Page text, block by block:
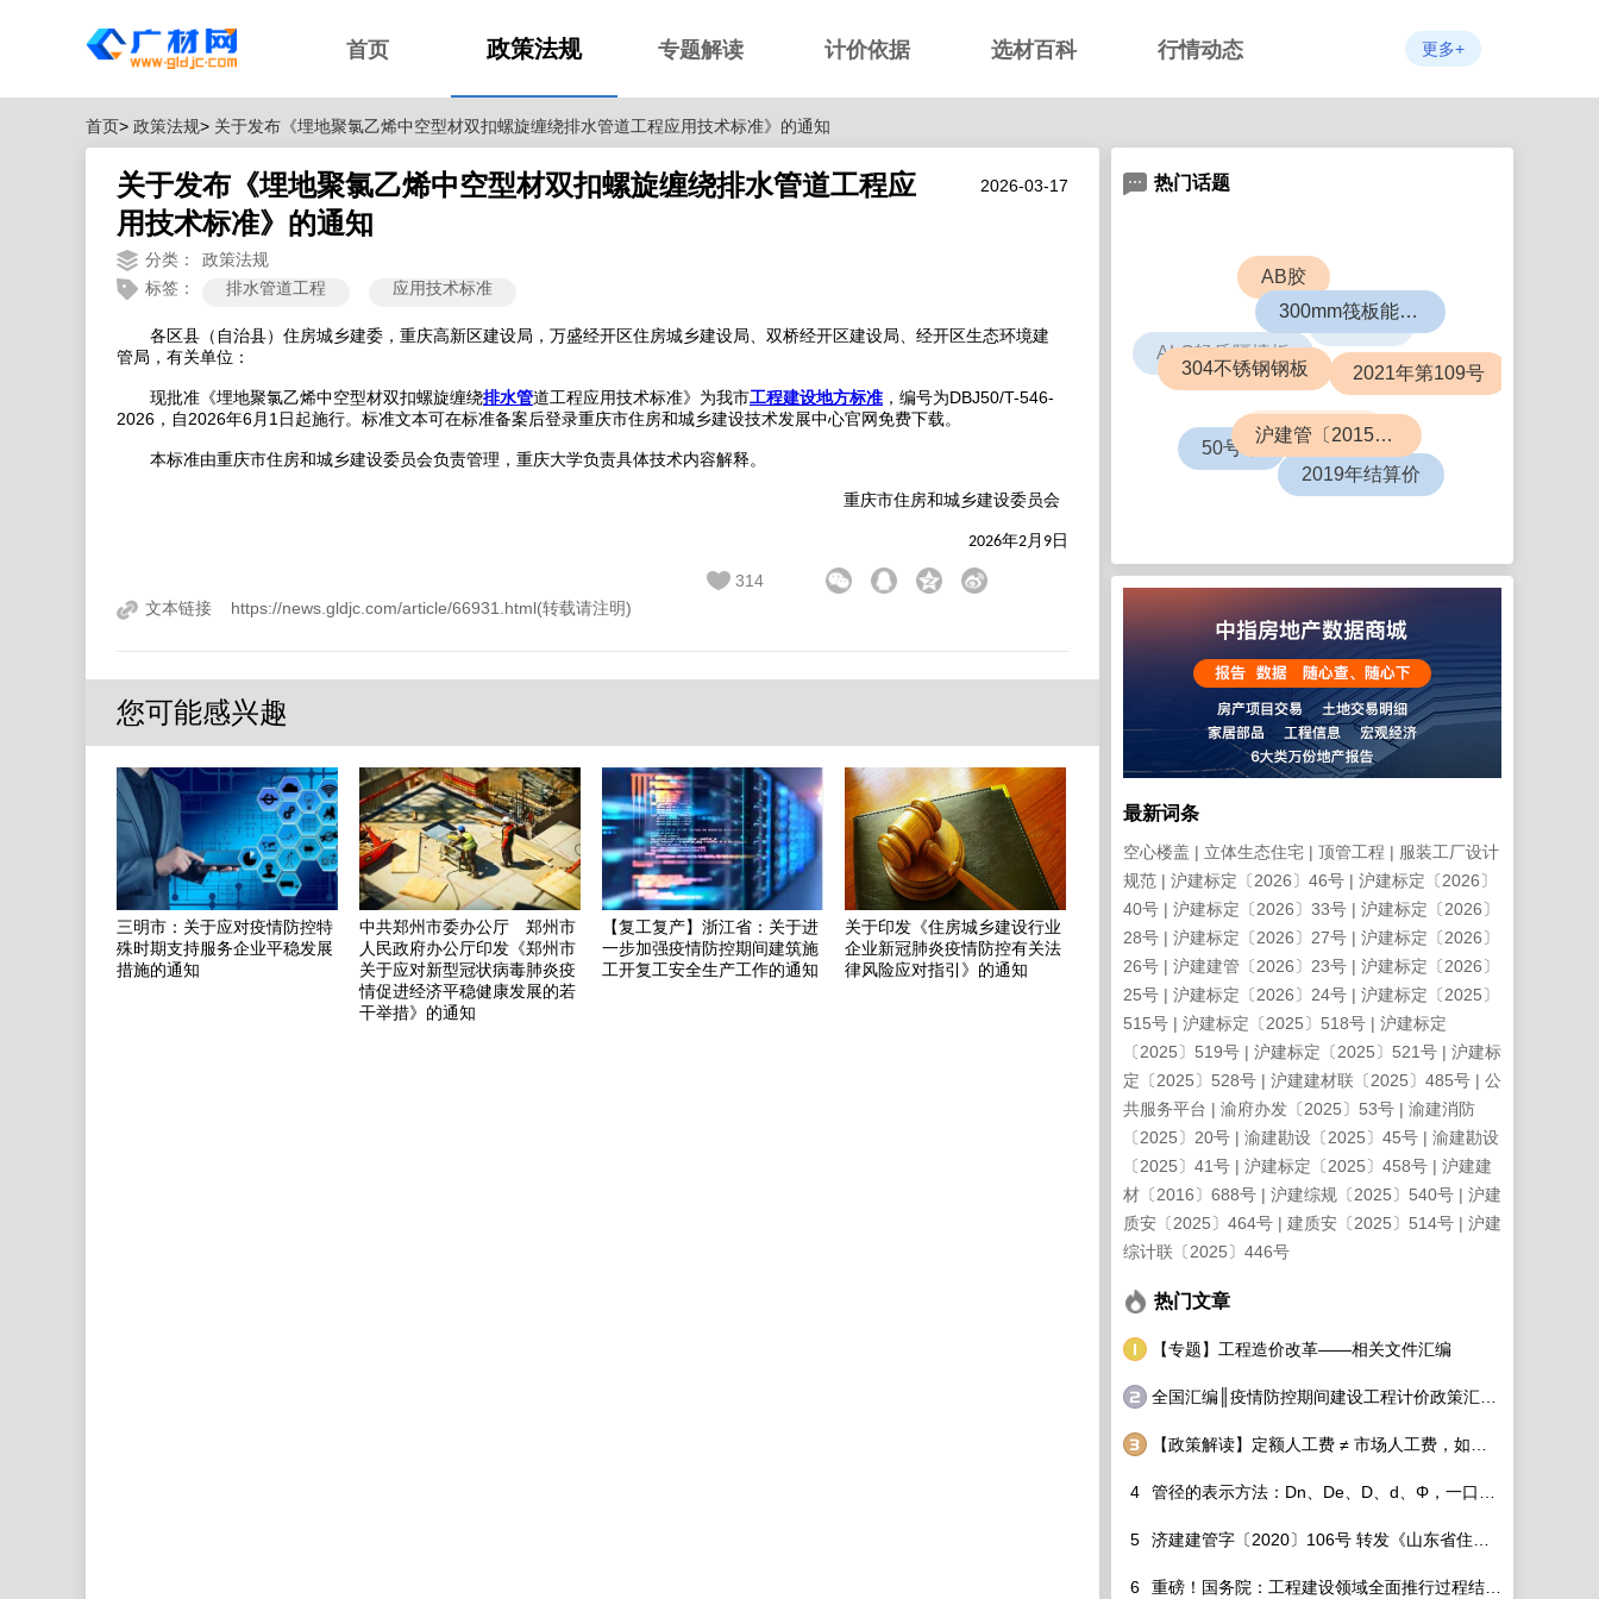
首页 政策法规 专题解读 计价依据 选材百科 行情动态 更多+
首页> 政策法规> 关于发布《埋地聚氯乙烯中空型材双扣螺旋缠绕排水管道工程应用技术标准》的通知
关于发布《埋地聚氯乙烯中空型材双扣螺旋缠绕排水管道工程应
用技术标准》的通知
2026-03-17
分类：
政策法规
标签：
排水管道工程 应用技术标准
各区县（自治县）住房城乡建委，重庆高新区建设局，万盛经开区住房城乡建设局、双桥经开区建设局、经开区生态环境建
管局，有关单位：
现批准《埋地聚氯乙烯中空型材双扣螺旋缠绕排水管道工程应用技术标准》为我市工程建设地方标准 ，编号为DBJ50/T-546-
2026 ，自 2026年6月 1 日起施行。标准文本可在标准备案后登录重庆市住房和城乡建设技术发展中心官网免费下载。
本标准由重庆市住房和城乡建设委员会负责管理，重庆大学负责具体技术内容解释。
重庆市住房和城乡建设委员会
2026年2月 9 日
314
文本链接
https://news.gldjc.com/article/66931.html(转载请注明)
您可能感兴趣
三明市：关于应对疫情防控特
殊时期支持服务企业平稳发展
措施的通知
中共郑州市委办公厅 郑州市
人民政府办公厅印发《郑州市
关于应对新型冠状病毒肺炎疫
情促进经济平稳健康发展的若
干举措》的通知
【复工复产】浙江省：关于进
一步加强疫情防控期间建筑施
工开复工安全生产工作的通知
关于印发《住房城乡建设行业
企业新冠肺炎疫情防控有关法
律风险应对指引》的通知
热门话题
沪建管〔2015〕726号
2019年结算价
2021年第109号
300mm筏板能盖几层楼
304不锈钢钢板
50号令
6063铝合金
ABS板
AB胶
ALC轻质隔墙板
最新词条
空心楼盖 立体生态住宅 顶管工程
服装工厂设计
规范
沪建标定〔2026〕46号
沪建标定〔2026〕
40号
沪建标定〔2026〕33号
沪建标定〔2026〕
28号
沪建标定〔2026〕27号
沪建标定〔2026〕
26号
沪建建管〔2026〕23号
沪建标定〔2026〕
25号
沪建标定〔2026〕24号
沪建标定〔2025〕
515号
沪建标定〔2025〕518号
沪建标定
〔2025〕519号
沪建标定〔2025〕521号
沪建标
定〔2025〕528号
沪建建材联〔2025〕485号
公
共服务平台
渝府办发〔2025〕53号
渝建消防
〔2025〕20号
渝建勘设〔2025〕45号
渝建勘设
〔2025〕41号
沪建标定〔2025〕458号
沪建建
材〔2016〕688号
沪建综规〔2025〕540号
沪建
质安〔2025〕464号
建质安〔2025〕514号
沪建
综计联〔2025〕446号
热门文章
【专题】工程造价改革——相关文件汇编
4
5
6